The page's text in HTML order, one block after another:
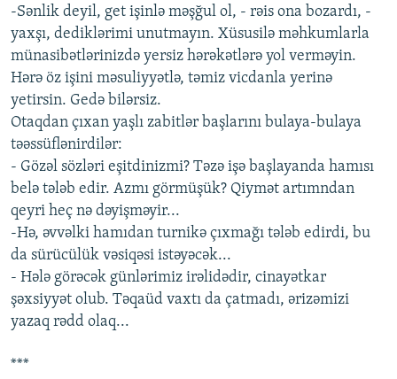
-Sənlik deyil, get işinlə məşğul ol, - rəis ona bozardı, -
yaxşı, dediklərimi unutmayın. Xüsusilə məhkumlarla
münasibətlərinizdə yersiz hərəkətlərə yol verməyin.
Hərə öz işini məsuliyyətlə, təmiz vicdanla yerinə
yetirsin. Gedə bilərsiz.
Otaqdan çıxan yaşlı zabitlər başlarını bulaya-bulaya
təəssüflənirdilər:
- Gözəl sözləri eşitdinizmi? Təzə işə başlayanda hamısı
belə tələb edir. Azmı görmüşük? Qiymət artımndan
qeyri heç nə dəyişməyir...
-Hə, əvvəlki hamıdan turnikə çıxmağı tələb edirdi, bu
da sürücülük vəsiqəsi istəyəcək...
- Hələ görəcək günlərimiz irəlidədir, cinayətkar
şəxsiyyət olub. Təqaüd vaxtı da çatmadı, ərizəmizi
yazaq rədd olaq...
***